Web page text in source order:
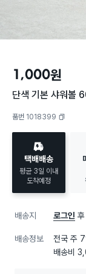
1,000원
단색 기본 샤워볼
품번 1018399
택배배송
평균 3일 이내
도착예정
배송지 로그인
배송정보 전국 주
배송비